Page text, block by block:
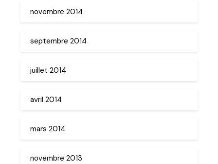
novembre 2014
septembre 2014
juillet 2014
avril 2014
mars 2014
novembre 2013